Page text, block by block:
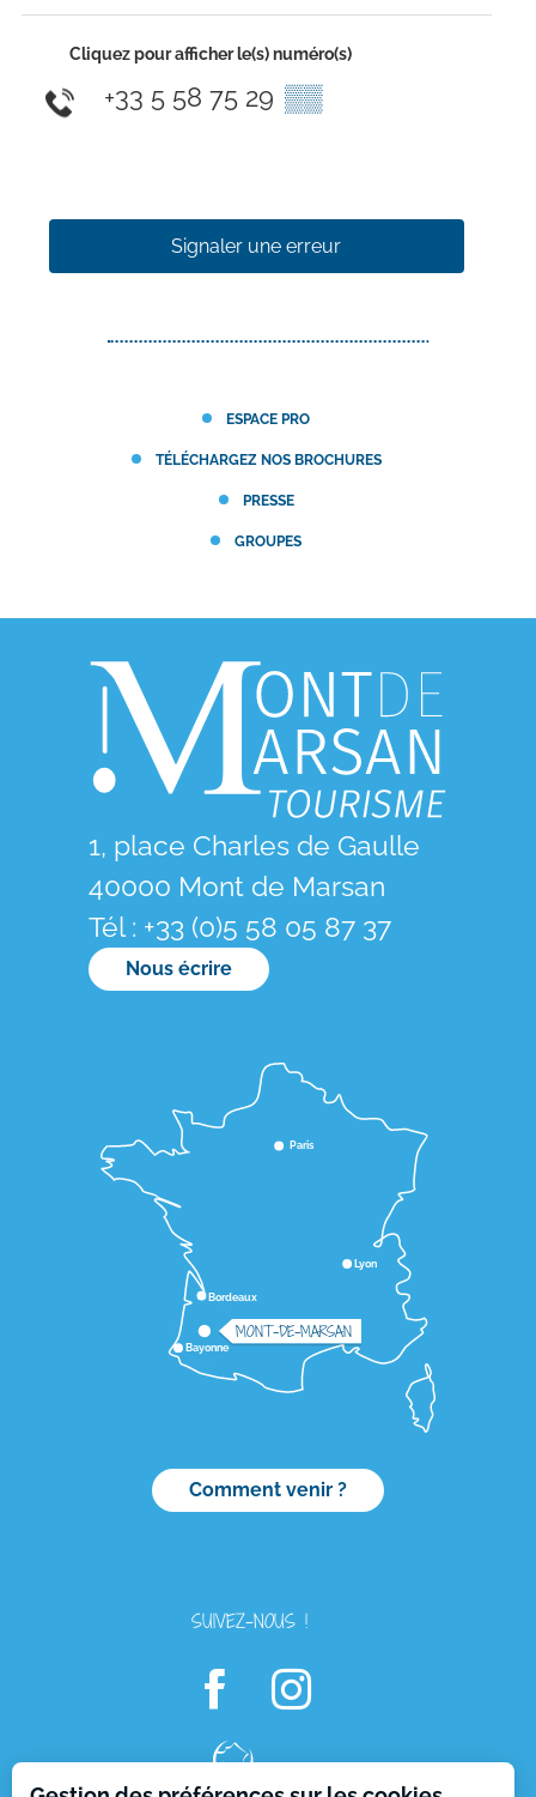
Cliquez pour afficher le(s) numéro(s)
+33 5 58 75 29 ▒▒
Signaler une erreur
ESPACE PRO
TÉLÉCHARGEZ NOS BROCHURES
PRESSE
GROUPES
1, place Charles de Gaulle
40000 Mont de Marsan
Tél : +33 (0)5 58 05 87 37
Nous écrire
Lyon
Bordeaux
Paris
Bayonne
MONT-DE-MARSAN
Comment venir ?
SUIVEZ-NOUS !